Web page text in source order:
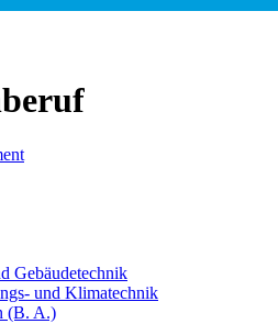
Gebäudetechnik
und Klimatechnik
(B. A.)